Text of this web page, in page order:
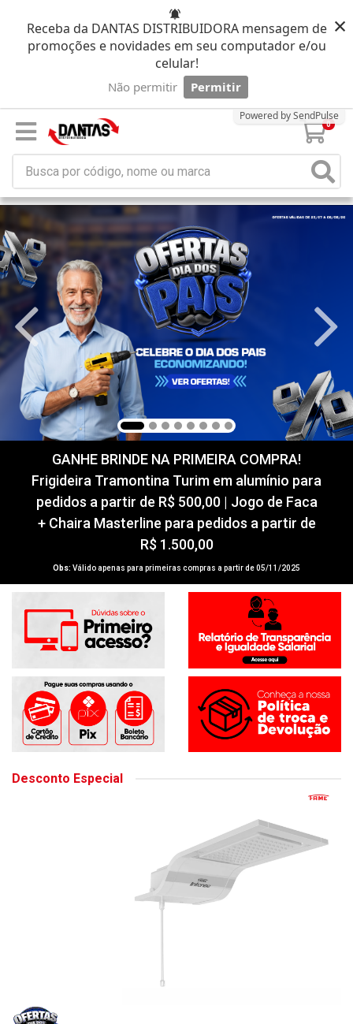
Receba da DANTAS DISTRIBUIDORA mensagem de
promoções e novidades em seu computador e/ou
celular!
Não permitir Permitir
Powered by SendPulse
×
0
GANHE BRINDE NA PRIMEIRA COMPRA!
Frigideira Tramontina Turim em alumínio para
pedidos a partir de R$ 500,00 | Jogo de Faca
+ Chaira Masterline para pedidos a partir de
R$ 1.500,00
Obs: Válido apenas para primeiras compras a partir de 05/11/2025
Desconto Especial